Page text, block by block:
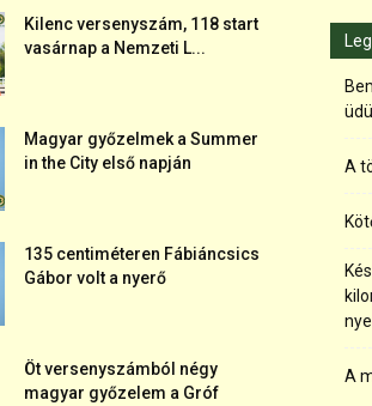
Kilenc versenyszám, 118 start
vasárnap a Nemzeti L...
Magyar győzelmek a Summer
in the City első napján
135 centiméteren Fábiáncsics
Gábor volt a nyerő
Öt versenyszámból négy
magyar győzelem a Gróf
A
A